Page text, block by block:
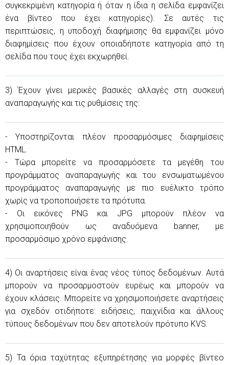
συγκεκριμένη κατηγορία ή όταν η ίδια η σελίδα εμφανίζει
ένα βίντεο που έχει κατηγορίες). Σε αυτές τις
περιπτώσεις, η υποδοχή διαφήμισης θα εμφανίζει μόνο
διαφημίσεις που έχουν οποιαδήποτε κατηγορία από τη
σελίδα που τους έχει εκχωρηθεί.
3) Έχουν γίνει μερικές βασικές αλλαγές στη συσκευή
αναπαραγωγής και τις ρυθμίσεις της:
- Υποστηρίζονται πλέον προσαρμόσιμες διαφημίσεις
HTML.
- Τώρα μπορείτε να προσαρμόσετε τα μεγέθη του
προγράμματος αναπαραγωγής και του ενσωματωμένου
προγράμματος αναπαραγωγής με πιο ευέλικτο τρόπο
χωρίς να τροποποιήσετε τα πρότυπα.
- Οι εικόνες PNG και JPG μπορούν πλέον να
χρησιμοποιηθούν ως αναδυόμενα banner, με
προσαρμόσιμο χρόνο εμφάνισης.
4) Οι αναρτήσεις είναι ένας νέος τύπος δεδομένων. Αυτά
μπορούν να προσαρμοστούν ευρέως και μπορούν να
έχουν κλάσεις. Μπορείτε να χρησιμοποιήσετε αναρτήσεις
για σχεδόν οτιδήποτε: ειδήσεις, παιχνίδια και άλλους
τύπους δεδομένων που δεν αποτελούν πρότυπο KVS.
5) Τα όρια ταχύτητας εξυπηρέτησης για μορφές βίντεο